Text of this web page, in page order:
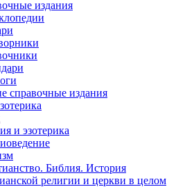
издания
справочные издания
и эзотерика
Библия. История
религии и церкви в целом